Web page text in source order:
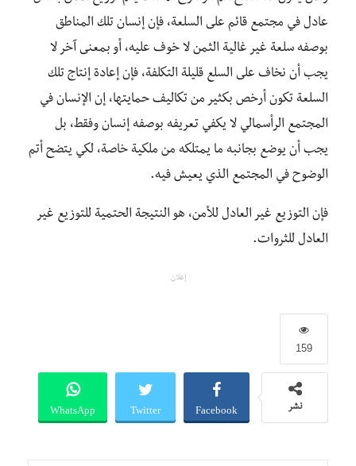
عادل في مجتمع قائم على السلعة، فإن إنسان تلك المناطق
بوصفه سلعة غير غالية الثمن لا خوف عليه، أو بمعنى آخر لا
يجب أن نخاف على السلع قليلة التكلفة، فإن إعادة إنتاج تلك
السلعة تكون أرخص بكثير من تكاليف حمايتها، إن الإنسان في
المجتمع الرأسمالي لا يكفي تعريفه بوصفه إنسان وفقط، بل
يجب أن يوضع بجانبه ما يمتلكه من ملكية خاصة، لكي يتضح أتم
الوضوح في المجتمع الذي يعيش فيه.
فإن التوزيع غير العادل للأمن، هو النتيجة الحتمية للتوزيع غير
العادل للثروات.
إعلان
159
نشر Facebook
Twitter
WhatsApp